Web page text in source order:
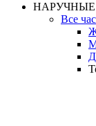
Все